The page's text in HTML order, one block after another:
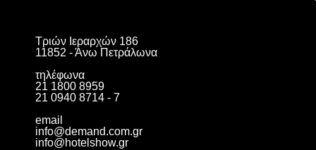
Τριών Ιεραρχών 186
11852 - Άνω Πετράλωνα
τηλέφωνα
21 1800 8959
21 0940 8714 - 7
email
info@demand.com.gr
info@hotelshow.gr